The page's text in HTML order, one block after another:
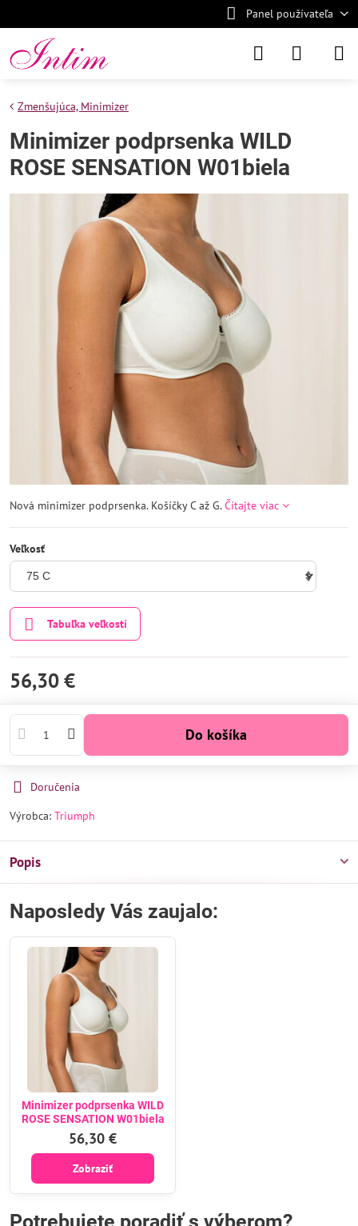
Panel používateľa
Zmenšujúca, Minimizer
Minimizer podprsenka WILD
ROSE SENSATION W01biela
Nová minimizer podprsenka. Košíčky C až G.Čítajte viac
Veľkosť
Tabuľka veľkostí
56,30 €
Do košíka
Doručenia
Výrobca: Triumph
Popis
Naposledy Vás zaujalo:
Minimizer podprsenka WILD
ROSE SENSATION W01biela
56,30 €
Zobraziť